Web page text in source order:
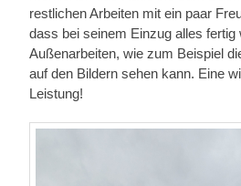
restlichen Arbeiten mit ein paar
dass bei seinem Einzug alles fertig
Außenarbeiten, wie zum Beispiel
auf den Bildern sehen kann. Eine
Leistung!